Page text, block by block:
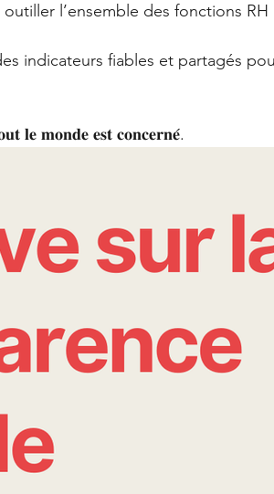
l’ensemble des fonctions RH
indicateurs fiables et partagés
𝐥𝐞 𝐦𝐨𝐧𝐝𝐞 𝐞𝐬𝐭 𝐜𝐨𝐧𝐜𝐞𝐫𝐧𝐞́.